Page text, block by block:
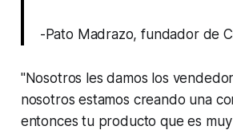
-Pato Madrazo, fundador de
"Nosotros les damos los
nosotros estamos creando una
entonces tu producto que es